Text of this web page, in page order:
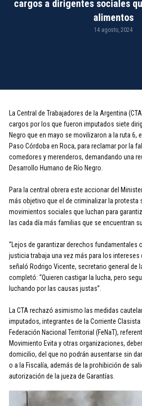
cargos a dirigentes sociales
alimentos
14 agosto, 2024
La Central de Trabajadores de la Argentina
cargos por los que fueron imputados siete
Negro que en mayo se movilizaron a la ruta 6,
Paso Córdoba en Roca, para reclamar por la
comedores y merenderos, demandando una
Desarrollo Humano de Río Negro.
Para la central obrera este accionar del
más objetivo que el de criminalizar la protesta
movimientos sociales que luchan para
las cada día más familias que se encuentran
“Lejos de garantizar derechos fundamentales
justicia trabaja una vez más para los intereses
señaló Rodrigo Vicente, secretario general de
completó: “Quieren castigar la lucha, pero
luchando por las causas justas”.
La CTA rechazó asimismo las medidas
imputados, integrantes de la Corriente Clasista
Federación Nacional Territorial (FeNaT),
Movimiento Evita y otras organizaciones,
domicilio, del que no podrán ausentarse sin
o a la Fiscalía, además de la prohibición de
autorización de la jueza de Garantías.